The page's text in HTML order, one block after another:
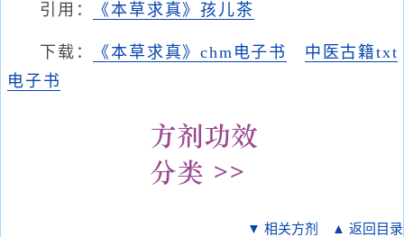
引用： 《本草求真》孩儿茶
下载： 《本草求真》chm电子书
中医古籍txt
电子书
▼ 相关方剂 ▲ 返回目录